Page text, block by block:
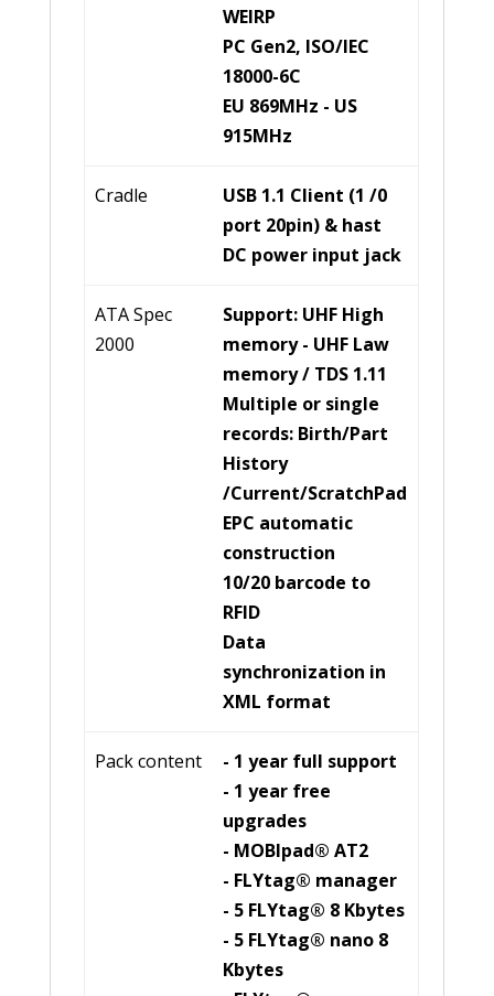
WEIRP
PC Gen2, ISO/IEC
18000-6C
EU 869MHz - US
915MHz
Cradle
USB 1.1 Client (1 /0
port 20pin) & hast
DC power input jack
ATA Spec
2000
Support: UHF High
memory - UHF Law
memory / TDS 1.11
Multiple or single
records: Birth/Part
History
/Current/ScratchPad
EPC automatic
construction
10/20 barcode to
RFID
Data
synchronization in
XML format
Pack content
- 1 year full support
- 1 year free
upgrades
- MOBlpad® AT2
- FLYtag® manager
- 5 FLYtag® 8 Kbytes
- 5 FLYtag® nano 8
Kbytes